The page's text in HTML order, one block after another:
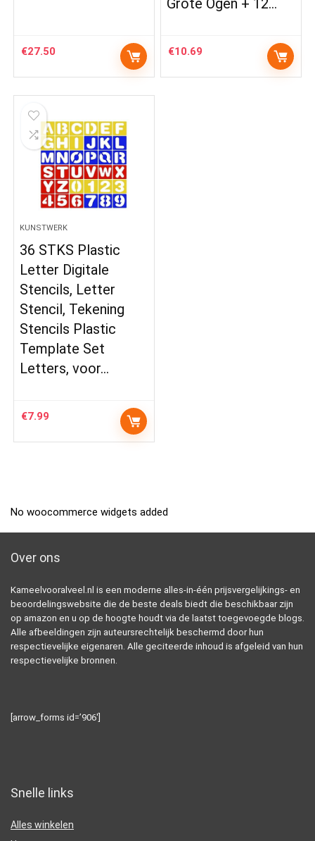
€27.50 €10.69
KUNSTWERK
36 STKS Plastic
Letter Digitale
Stencils, Letter
Stencil, Tekening
Stencils Plastic
Template Set
Letters, voor…
€7.99
No woocommerce widgets added
Over ons
Kameelvooralveel.nl is een moderne alles-in-één prijsvergelijkings- en
beoordelingswebsite die de beste deals biedt die beschikbaar zijn
op amazon en u op de hoogte houdt via de laatst toegevoegde blogs.
Alle afbeeldingen zijn auteursrechtelijk beschermd door hun
respectievelijke eigenaren. Alle geciteerde inhoud is afgeleid van hun
respectievelijke bronnen.
[arrow_forms id=’906′]
Snelle links
Alles winkelen